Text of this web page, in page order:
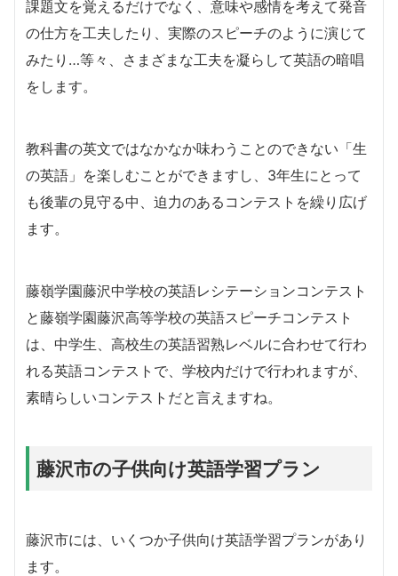
課題文を覚えるだけでなく、意味や感情を考えて発音
の仕方を工夫したり、実際のスピーチのように演じて
みたり…等々、さまざまな工夫を凝らして英語の暗唱
をします。
教科書の英文ではなかなか味わうことのできない「生
の英語」を楽しむことができますし、3年生にとって
も後輩の見守る中、迫力のあるコンテストを繰り広げ
ます。
藤嶺学園藤沢中学校の英語レシテーションコンテスト
と藤嶺学園藤沢高等学校の英語スピーチコンテスト
は、中学生、高校生の英語習熟レベルに合わせて行わ
れる英語コンテストで、学校内だけで行われますが、
素晴らしいコンテストだと言えますね。
藤沢市の子供向け英語学習プラン
藤沢市には、いくつか子供向け英語学習プランがあり
ます。